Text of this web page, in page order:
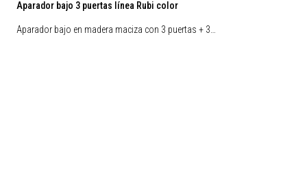
Aparador bajo 3 puertas línea Rubi color
Aparador bajo en madera maciza con 3 puertas + 3…